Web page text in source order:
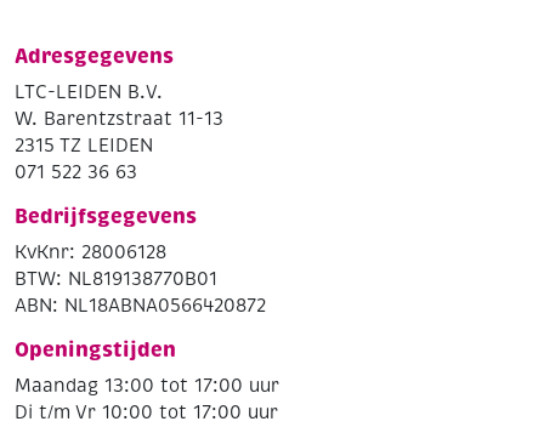
Adresgegevens
LTC-LEIDEN B.V.
W. Barentzstraat 11-13
2315 TZ LEIDEN
071 522 36 63
Bedrijfsgegevens
KvKnr: 28006128
BTW: NL819138770B01
ABN: NL18ABNA0566420872
Openingstijden
Maandag 13:00 tot 17:00 uur
Di t/m Vr 10:00 tot 17:00 uur